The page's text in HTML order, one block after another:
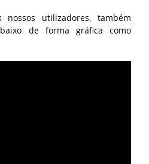
utilizadores, também
de forma gráfica como